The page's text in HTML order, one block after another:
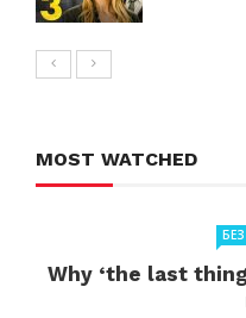
MOST WATCHED
Why ‘the last